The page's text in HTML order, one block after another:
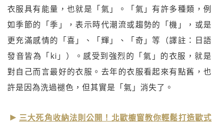
衣服具有能量，也就是「氣」。「氣」有許多種類，例
如季節的「季」，表示時代潮流或趨勢的「機」，或是
更充滿感情的「喜」、「輝」、「奇」等（譯註：日語
發音皆為「ki」）。感受到強烈的「氣」的衣服，就是
對自己而言最好的衣服。去年的衣服看起來有點舊，也
許是因為洗過褪色，但其實是「氣」消失了。
三大死角收納法則公開！北歐櫥窗教你輕鬆打造歐式